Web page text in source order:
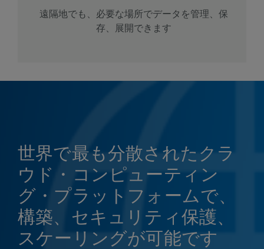
遠隔地でも、必要な場所でデータを管理、保
存、展開できます
世界で最も分散されたクラ
ウド・コンピューティン
グ・プラットフォームで、
構築、セキュリティ保護、
スケーリングが可能です